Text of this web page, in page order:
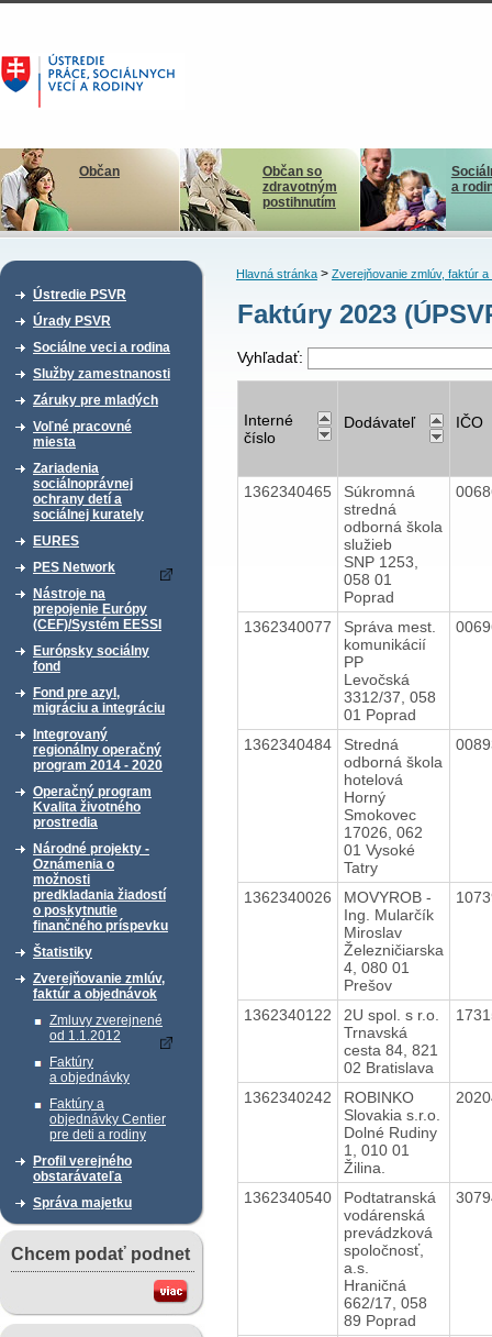
Občan
Občan so
zdravotným
postihnutím
a
Ústredie PSVR
Úrady PSVR
Sociálne veci a rodina
Služby zamestnanosti
Záruky pre mladých
Voľné pracovné
miesta
Zariadenia
sociálnoprávnej
ochrany detí a
sociálnej kurately
EURES
PES Network
Nástroje na
prepojenie Európy
(CEF)/Systém EESSI
Európsky sociálny
fond
Fond pre azyl,
migráciu a integráciu
Integrovaný
regionálny operačný
program 2014 - 2020
Operačný program
Kvalita životného
prostredia
Národné projekty -
Oznámenia o
možnosti
predkladania žiadostí
o poskytnutie
finančného príspevku
Štatistiky
Zverejňovanie zmlúv,
faktúr a objednávok
Zmluvy zverejnené
od 1.1.2012
Faktúry
a objednávky
Faktúry a
objednávky Centier
pre deti a rodiny
Profil verejného
obstarávateľa
Správa majetku
Chcem podať podnet
Hlavná stránka> Zverejňovanie zmlúv, faktúr a
Faktúry 2023
Vyhľadať:
Interné
číslo
Dodávateľ IČO
1362340465
Súkromná
stredná
odborná škola
služieb
SNP 1253,
058 01
Poprad
1362340077
Správa mest.
komunikácií
PP
Levočská
3312/37, 058
01 Poprad
1362340484
Stredná
odborná škola
hotelová
Horný
Smokovec
17026, 062
01 Vysoké
Tatry
1362340026
MOVYROB -
Ing. Mularčík
Miroslav
Železničiarska
4, 080 01
Prešov
1362340122
2U spol. s r.o.
Trnavská
cesta 84, 821
02 Bratislava
1362340242
ROBINKO
Slovakia s.r.o.
Dolné Rudiny
1, 010 01
Žilina.
1362340540
Podtatranská
vodárenská
prevádzková
spoločnosť,
a.s.
Hraničná
662/17, 058
89 Poprad